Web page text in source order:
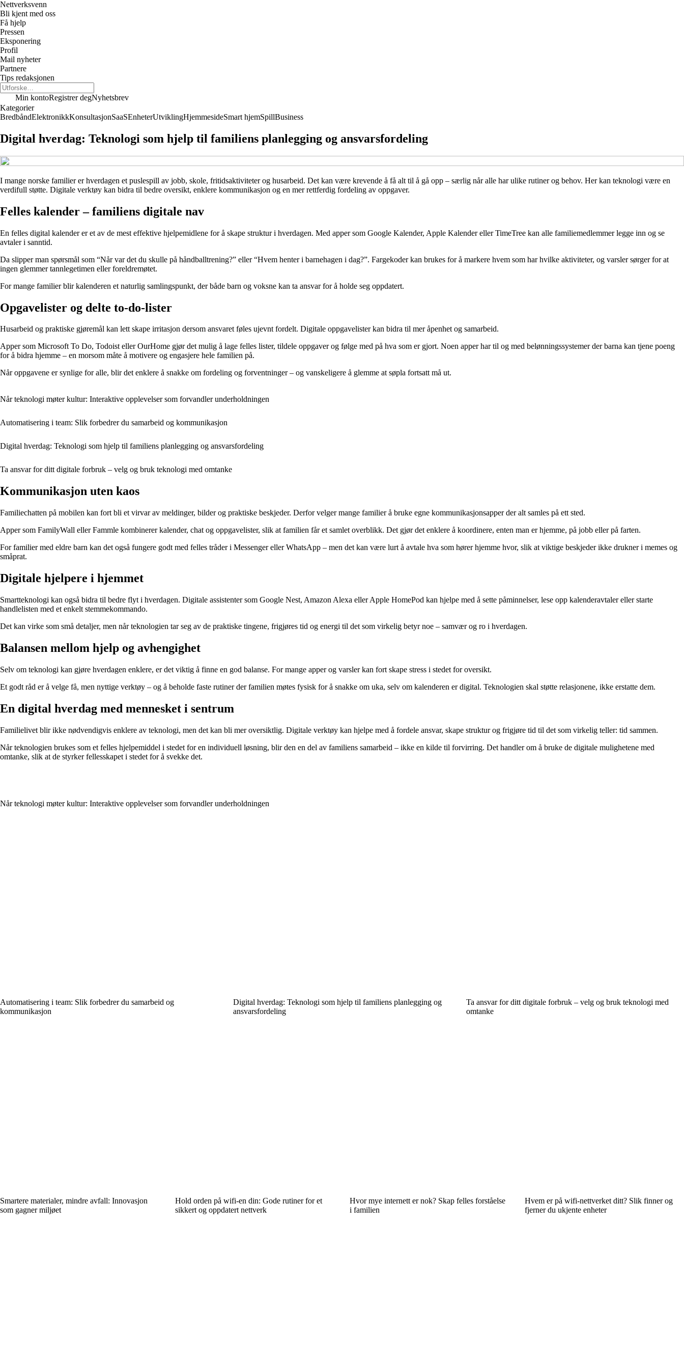
Nettverksvenn
Bli kjent med oss
Få hjelp
Pressen
Eksponering
Profil
Mail nyheter
Partnere
Tips redaksjonen
Min kontoRegistrer degNyhetsbrev
Kategorier
BredbåndElektronikkKonsultasjonSaaSEnheterUtviklingHjemmesideSmart hjemSpillBusiness
Digital hverdag: Teknologi som hjelp til familiens planlegging og ansvarsfordeling
I mange norske familier er hverdagen et puslespill av jobb, skole, fritidsaktiviteter og husarbeid. Det kan være krevende å få alt til å gå opp – særlig når alle har ulike rutiner og behov. Her kan teknologi være en
verdifull støtte. Digitale verktøy kan bidra til bedre oversikt, enklere kommunikasjon og en mer rettferdig fordeling av oppgaver.
Felles kalender – familiens digitale nav
En felles digital kalender er et av de mest effektive hjelpemidlene for å skape struktur i hverdagen. Med apper som Google Kalender, Apple Kalender eller TimeTree kan alle familiemedlemmer legge inn og se
avtaler i sanntid.
Da slipper man spørsmål som “Når var det du skulle på håndballtrening?” eller “Hvem henter i barnehagen i dag?”. Fargekoder kan brukes for å markere hvem som har hvilke aktiviteter, og varsler sørger for at
ingen glemmer tannlegetimen eller foreldremøtet.
For mange familier blir kalenderen et naturlig samlingspunkt, der både barn og voksne kan ta ansvar for å holde seg oppdatert.
Opgavelister og delte to-do-lister
Husarbeid og praktiske gjøremål kan lett skape irritasjon dersom ansvaret føles ujevnt fordelt. Digitale oppgavelister kan bidra til mer åpenhet og samarbeid.
Apper som Microsoft To Do, Todoist eller OurHome gjør det mulig å lage felles lister, tildele oppgaver og følge med på hva som er gjort. Noen apper har til og med belønningssystemer der barna kan tjene poeng
for å bidra hjemme – en morsom måte å motivere og engasjere hele familien på.
Når oppgavene er synlige for alle, blir det enklere å snakke om fordeling og forventninger – og vanskeligere å glemme at søpla fortsatt må ut.
Når teknologi møter kultur: Interaktive opplevelser som forvandler underholdningen
Automatisering i team: Slik forbedrer du samarbeid og kommunikasjon
Digital hverdag: Teknologi som hjelp til familiens planlegging og ansvarsfordeling
Ta ansvar for ditt digitale forbruk – velg og bruk teknologi med omtanke
Kommunikasjon uten kaos
Familiechatten på mobilen kan fort bli et virvar av meldinger, bilder og praktiske beskjeder. Derfor velger mange familier å bruke egne kommunikasjonsapper der alt samles på ett sted.
Apper som FamilyWall eller Fammle kombinerer kalender, chat og oppgavelister, slik at familien får et samlet overblikk. Det gjør det enklere å koordinere, enten man er hjemme, på jobb eller på farten.
For familier med eldre barn kan det også fungere godt med felles tråder i Messenger eller WhatsApp – men det kan være lurt å avtale hva som hører hjemme hvor, slik at viktige beskjeder ikke drukner i memes og
småprat.
Digitale hjelpere i hjemmet
Smartteknologi kan også bidra til bedre flyt i hverdagen. Digitale assistenter som Google Nest, Amazon Alexa eller Apple HomePod kan hjelpe med å sette påminnelser, lese opp kalenderavtaler eller starte
handlelisten med et enkelt stemmekommando.
Det kan virke som små detaljer, men når teknologien tar seg av de praktiske tingene, frigjøres tid og energi til det som virkelig betyr noe – samvær og ro i hverdagen.
Balansen mellom hjelp og avhengighet
Selv om teknologi kan gjøre hverdagen enklere, er det viktig å finne en god balanse. For mange apper og varsler kan fort skape stress i stedet for oversikt.
Et godt råd er å velge få, men nyttige verktøy – og å beholde faste rutiner der familien møtes fysisk for å snakke om uka, selv om kalenderen er digital. Teknologien skal støtte relasjonene, ikke erstatte dem.
En digital hverdag med mennesket i sentrum
Familielivet blir ikke nødvendigvis enklere av teknologi, men det kan bli mer oversiktlig. Digitale verktøy kan hjelpe med å fordele ansvar, skape struktur og frigjøre tid til det som virkelig teller: tid sammen.
Når teknologien brukes som et felles hjelpemiddel i stedet for en individuell løsning, blir den en del av familiens samarbeid – ikke en kilde til forvirring. Det handler om å bruke de digitale mulighetene med
omtanke, slik at de styrker fellesskapet i stedet for å svekke det.
Når teknologi møter kultur: Interaktive opplevelser som forvandler underholdningen
Automatisering i team: Slik forbedrer du samarbeid og
kommunikasjon
Digital hverdag: Teknologi som hjelp til familiens planlegging og
ansvarsfordeling
Ta ansvar for ditt digitale forbruk – velg og bruk teknologi med
omtanke
Smartere materialer, mindre avfall: Innovasjon
som gagner miljøet
Hold orden på wifi-en din: Gode rutiner for et
sikkert og oppdatert nettverk
Hvor mye internett er nok? Skap felles forståelse
i familien
Hvem er på wifi-nettverket ditt? Slik finner og
fjerner du ukjente enheter